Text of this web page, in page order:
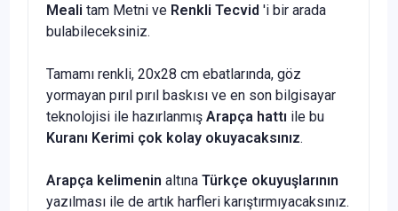
Meali tam Metni ve Renkli Tecvid 'i bir arada
bulabileceksiniz.
Tamamı renkli, 20x28 cm ebatlarında, göz
yormayan pırıl pırıl baskısı ve en son bilgisayar
teknolojisi ile hazırlanmış Arapça hattı ile bu
Kuranı Kerimi çok kolay okuyacaksınız.
Arapça kelimenin altına Türkçe okuyuşlarının
yazılması ile de artık harfleri karıştırmıyacaksınız.